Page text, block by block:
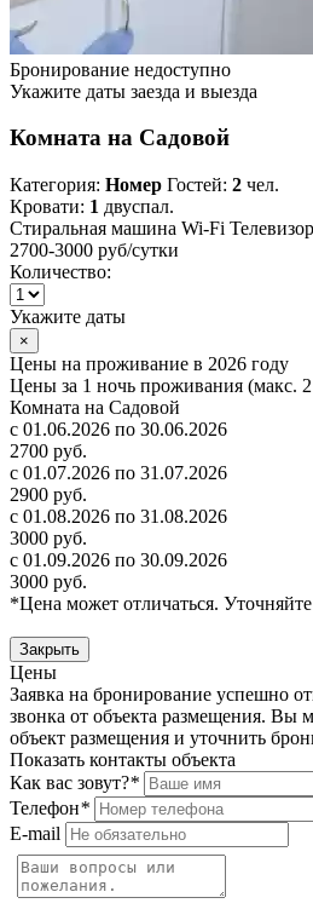
Бронирование недоступно
Укажите даты заезда и выезда
Комната на Садовой
Категория: Номер Гостей: 2 чел.
Кровати: 1 двуспал.
Стиральная машина Wi-Fi Телевизор
2700-3000 руб/сутки
Количество:
Укажите даты
×
Цены на проживание в 2026 году
Цены за 1 ночь проживания (макс.
Комната на Садовой
с 01.06.2026 по 30.06.2026
2700 руб.
с 01.07.2026 по 31.07.2026
2900 руб.
с 01.08.2026 по 31.08.2026
3000 руб.
с 01.09.2026 по 30.09.2026
3000 руб.
*Цена может отличаться.
Закрыть
Цены
Заявка на бронирование успешно
звонка от объекта размещения. Вы
объект размещения и уточнить
Показать контакты объекта
Как вас зовут?*
Телефон*
E-mail